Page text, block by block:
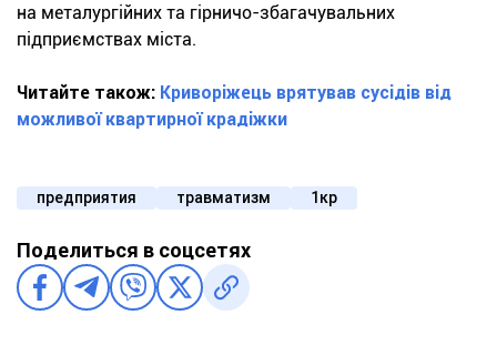
на металургійних та гірничо-збагачувальних
підприємствах міста.
Читайте також: Криворіжець врятував сусідів від
можливої квартирної крадіжки
предприятия травматизм 1кр
Поделиться в соцсетях